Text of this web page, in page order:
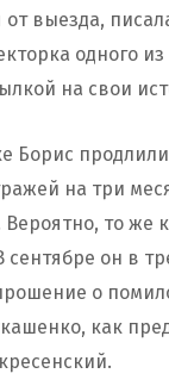
от выезда,
одного из
на свои
Борис
на три
то же
сентябре он в
о
как